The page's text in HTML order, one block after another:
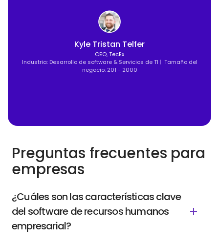
Kyle Tristan Telfer
CEO, TecEx
Industria: Desarrollo de software & Servicios de TI | Tamaño del
negocio: 201 - 2000
Preguntas frecuentes para
empresas
¿Cuáles son las características clave
del software de recursos humanos
empresarial?